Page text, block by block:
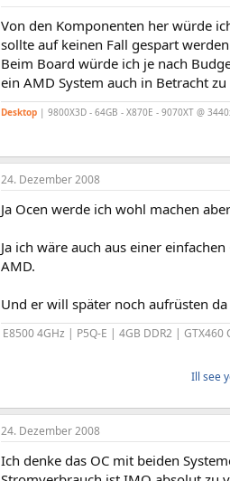
Von den Komponenten her würde
sollte auf keinen Fall gespart
Beim Board würde ich je nach
ein AMD System auch in Betracht
Desktop | 9800X3D - 64GB - X870E - 9070XT @
24. Dezember 2008
Ja Ocen werde ich wohl machen
Ja ich wäre auch aus einer
AMD.
Und er will später noch aufrüsten
E8500 4GHz | P5Q-E | 4GB DDR2 |
Ill see
24. Dezember 2008
Ich denke das OC mit beiden